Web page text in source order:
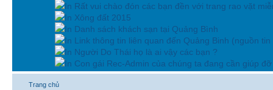
In Rất vui chào đón các bạn đền với trang rao vặt
In Xông đất 2015
In Danh sách khách sạn tại Quảng Bình
In Link thông tin liên quan đến Quảng Binh (nguồn tin
In Người Do Thái họ là ai vậy các bạn ?
In Con gái Rec-Admin của chúng ta đang cần giúp
Trang chủ